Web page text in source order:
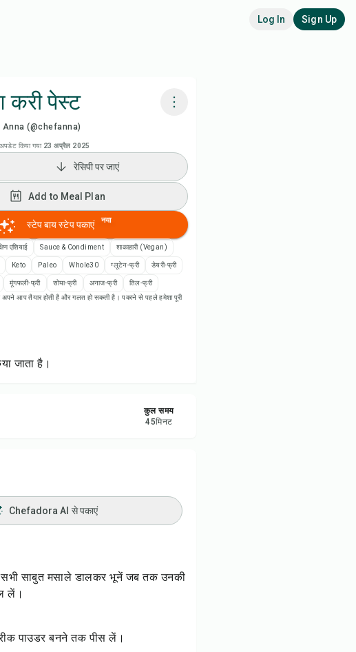
Log In Sign Up
करी पेस्ट
Anna (@chefanna)
अपडेट किया गया 23 अप्रैल 2025
Add to Meal Plan
Add to Shopping List
रेसिपी नोट्स
रेसिपी प्रिंट करें
शेयर करें
रेसिपी पर जाएं
Add to Meal Plan
स्टेप बाय स्टेप पकाएं नया
एशियाई Sauce & Condiment शाकाहारी (Vegan)
Keto Paleo Whole30 ग्लूटेन-फ्री डेयरी-फ्री
मूंगफली-फ्री सोया-फ्री अनाज-फ्री
तिल-फ्री
अपने आप तैयार होती है और गलत हो सकती है। पकाने से पहले हमेशा पूरी
जाता है।
कुल समय
45मिनट
Chefadora AI से पकाएं
साबुत मसाले डालकर भूनें जब तक उनकी
लें।
पाउडर बनने तक पीस लें।